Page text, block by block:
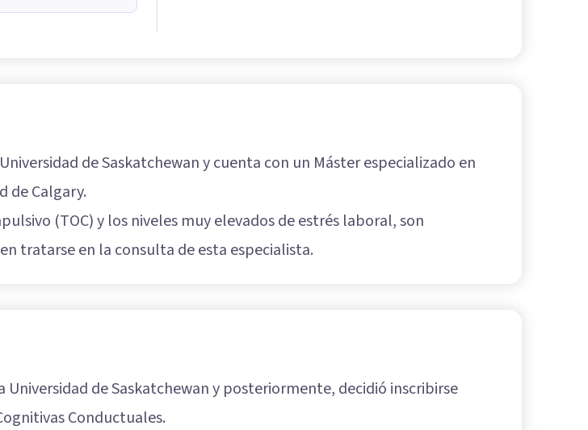
de Saskatchewan y cuenta con un Máster especializado en
de Calgary.
(TOC) y los niveles muy elevados de estrés laboral, son
tratarse en la consulta de esta especialista.
Universidad de Saskatchewan y posteriormente, decidió inscribirse
Conductuales.